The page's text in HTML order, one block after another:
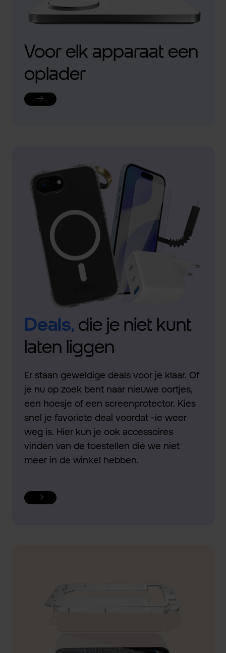
Voor elk apparaat een
oplader
Deals,die je niet kunt
laten liggen
Er staan geweldige deals voor je klaar. Of
je nu op zoek bent naar nieuwe oortjes,
een hoesje of een screenprotector. Kies
snel je favoriete deal voordat -ie weer
weg is. Hier kun je ook accessoires
vinden van de toestellen die we niet
meer in de winkel hebben.